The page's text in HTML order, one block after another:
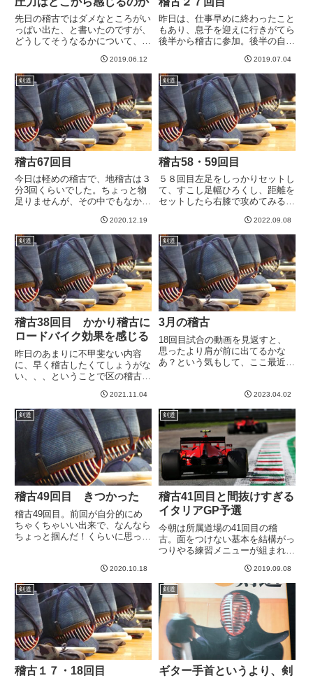
先日の稽古ではダメなところがい
っぱい出た、と書いたのですが、
どうしてそうなるかについて、あ
の方が地力に勝る場合、いろんな
ことに余裕があるため、おそらく
打突フォームもちゃんとしたもの
（今の自分なりに）になってい
る...
2019.06.12
昨日は、仕事早めに終わったこと
もあり、息子を迎えに行きがてら
後半から稽古に参加。後半の自由
ものの、小学生も大人も参加者が
少なかったこともあり、ほぼ休む
ことなく、連続で先生との稽古と
なり、疲れた^^;まあでもその...
2019.07.04
剣道
稽古67回目
今日は軽めの稽古で、地稽古は３
分3回くらいでした。ちょっと物
足りませんが、その中でもなかな
回、引き小手や返し面を何本か当
てられてしまった３０代剣士に今
回はリベンジできたと思います＾
＾今回はしっかりと圧をかけてし
っ...
2020.12.19
剣道
稽古58・59回目
５８回目左足をしっかりセットし
て、すこし足幅ひろくし、距離を
セットしたら右膝で攻めてみる感
出してしまうと足幅がどんどん広
くなってしまうので、この右膝で
わずかに身体が前に出る感じを見
せるのは割といいなと思いまし
た...
2022.09.08
剣道
稽古38回目 かかり稽古に
ロードバイク効果を感じる
昨日のあまりに不甲斐ない内容
に、早く稽古したくてしょうがな
い、、、ということで区の稽古会
き、大変助かる。うーん、小太刀
３本目の仕太刀が下手だな
あ。。。あと、やはり打太刀の練
習が足りない。稽古の方は地稽古
は量がすく...
2021.11.04
剣道
3月の稽古
18回目試合の動画を見返すと、
思ったより肩が前に出てるかな
あ？という気もして、ここ最近、
先生に、「修正しようとしてるの
かなとは思ったけど、もうすこし
自然にこう、、、」と見せてもら
う。...
2023.04.02
剣道
稽古49回目 きつかった
稽古49回目。前回が自分的にめ
ちゃくちゃいい出来で、なんなら
ちょっと掴んだ！くらいに思って
ってみたのです。しかし全く通用
せずwwwwいやあ、気持ちいいく
らい何も通用しなかったw こ...
2020.10.18
剣道
稽古41回目と間抜けすぎる
イタリアGP予選
今朝は所属道場の41回目の稽
古。面をつけない基本を結構がっ
つりやる練習メニューが組まれま
基本打ちをたくさんやりたい気分
なんですが、こういうのが重要な
のも実体験で納得しています。3
年前に復帰して、今の館長先生に
は...
2019.09.08
剣道
稽古１７・18回目
剣道
ギター手首というより、剣